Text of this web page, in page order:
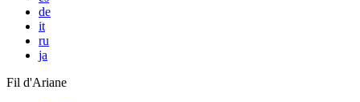
de
it
ru
ja
Fil d'Ariane